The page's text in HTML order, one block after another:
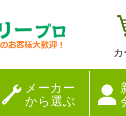
メーカー
から選ぶ
夏季休暇のお